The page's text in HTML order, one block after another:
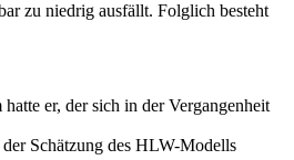
zu niedrig ausfällt. Folglich besteht
er, der sich in der Vergangenheit
Schätzung des HLW-Modells